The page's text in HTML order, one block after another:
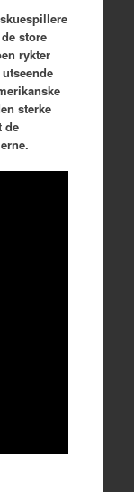
store
rykter
sterke
de